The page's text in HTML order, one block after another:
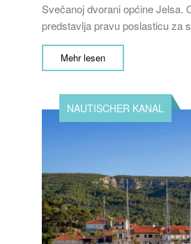
Svečanoj dvorani općine Jelsa.
predstavlja pravu poslasticu za
Mehr lesen
NAUTISCHER KANAL